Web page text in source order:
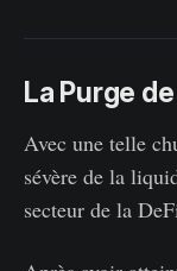
La Purge
Avec une telle
sévère de la
secteur de la